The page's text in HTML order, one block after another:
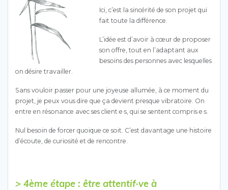
Ici, c’est la sincérité de son projet qui
fait toute la différence.
L’idée est d’avoir à cœur de proposer
son offre, tout en l’adaptant aux
besoins des personnes avec lesquelles
on désire travailler.
Sans vouloir passer pour une joyeuse allumée, à ce moment du
projet, je peux vous dire que ça devient presque vibratoire. On
entre en résonance avec ses client·e·s, qui se sentent compris·e·s.
Nul besoin de forcer quoique ce soit. C’est davantage une histoire
d’écoute, de curiosité et de rencontre.
> 4ème étape : être attentif·ve à